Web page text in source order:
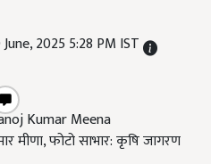
2025 5:28 PM IST
मीणा, फोटो साभार: कृषि जागरण